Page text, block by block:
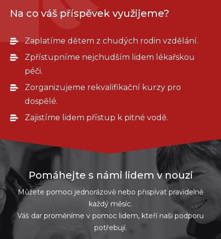
Na co váš příspěvek využijeme?
Zaplatíme dětem z chudých rodin vzdělání.
Zpřístupníme nejchudším lidem lékařskou
péči.
Zorganizujeme rekvalifikační kurzy pro
dospělé.
Zajistíme lidem přístup k pitné vodě.
Pomáhejte s námi lidem v nouzi
Můžete pomoci jednorázově nebo přispívat pravidelně
každý měsíc.
Váš dar proměníme v pomoc lidem, kteří naši podporu
potřebují.